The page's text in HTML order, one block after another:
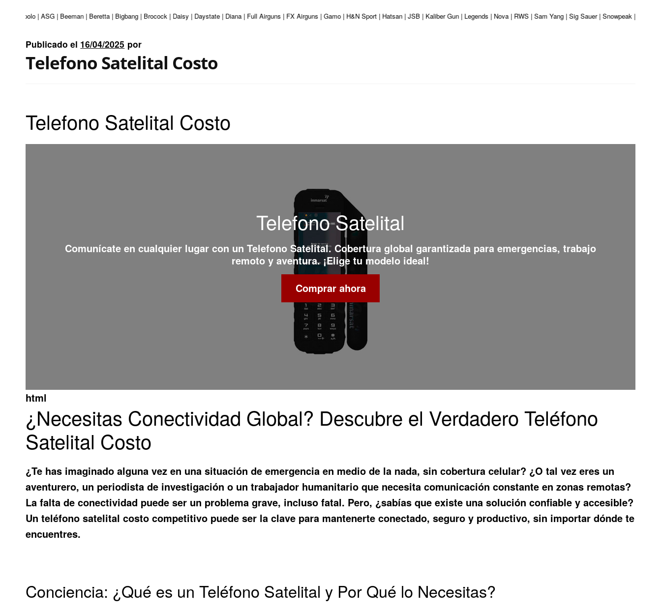
| Apolo | ASG | Beeman | Beretta | Bigbang | Brocock | Daisy | Daystate | Diana | Full Airguns | FX Airguns | Gamo | H&N Sport | Hatsan | JSB | Kaliber Gun | Legends | Nova | RWS | Sam Yang | Sig Sauer | Snowpeak | Umarex
Publicado el 16/04/2025 por
Telefono Satelital Costo
Telefono Satelital Costo
Telefono Satelital
Comunícate en cualquier lugar con un Telefono Satelital. Cobertura global garantizada para emergencias, trabajo
remoto y aventura. ¡Elige tu modelo ideal!
Comprar ahora
html
¿Necesitas Conectividad Global? Descubre el Verdadero Teléfono
Satelital Costo
¿Te has imaginado alguna vez en una situación de emergencia en medio de la nada, sin cobertura celular? ¿O tal vez eres un
aventurero, un periodista de investigación o un trabajador humanitario que necesita comunicación constante en zonas remotas?
La falta de conectividad puede ser un problema grave, incluso fatal. Pero, ¿sabías que existe una solución confiable y accesible?
Unteléfono satelital costo competitivo puede ser la clave para mantenerte conectado, seguro y productivo, sin importar dónde te
encuentres.
Conciencia: ¿Qué es un Teléfono Satelital y Por Qué lo Necesitas?